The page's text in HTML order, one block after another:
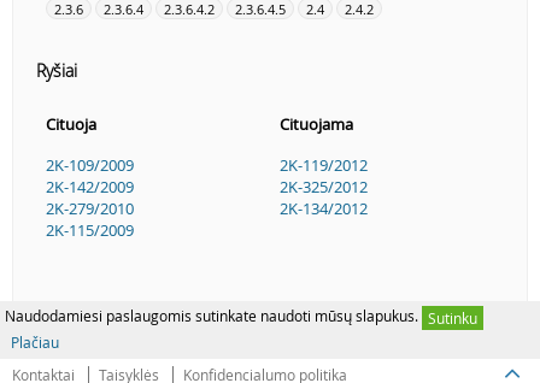
Naudodamiesi paslaugomis sutinkate naudoti mūsų slapukus. Sutinku
Plačiau
2.3.6
2.3.6.4 2.3.6.4.2 2.3.6.4.5 2.4 2.4.2
Ryšiai
Cituoja
Cituojama
2K-109/2009
2K-142/2009
2K-279/2010
2K-115/2009
2K-119/2012
2K-325/2012
2K-134/2012
Kontaktai Taisyklės Konfidencialumo politika